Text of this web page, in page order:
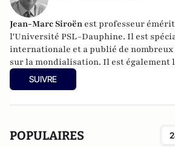
Jean-Marc Siroën est professeur
l'Université PSL-Dauphine. Il est
internationale et a publié de
sur la mondialisation. Il est également
romancé (en trois tomes) autour de
: "Mr Keynes et les extravagants". Site :
SUIVRE
POPULAIRES